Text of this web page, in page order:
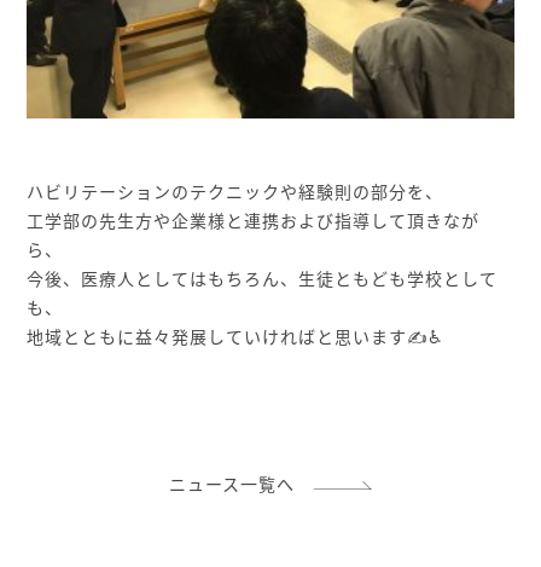
ハビリテーションのテクニックや経験則の部分を、
工学部の先生方や企業様と連携および指導して頂きなが
ら、
今後、医療人としてはもちろん、生徒ともども学校として
も、
地域とともに益々発展していければと思います✍♿
ニュース一覧へ